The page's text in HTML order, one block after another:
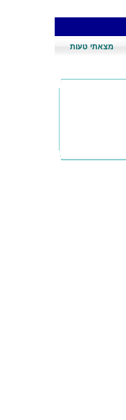
מצאתי טעות